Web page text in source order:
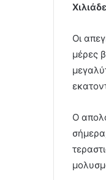
Οι
μέρες
Ο